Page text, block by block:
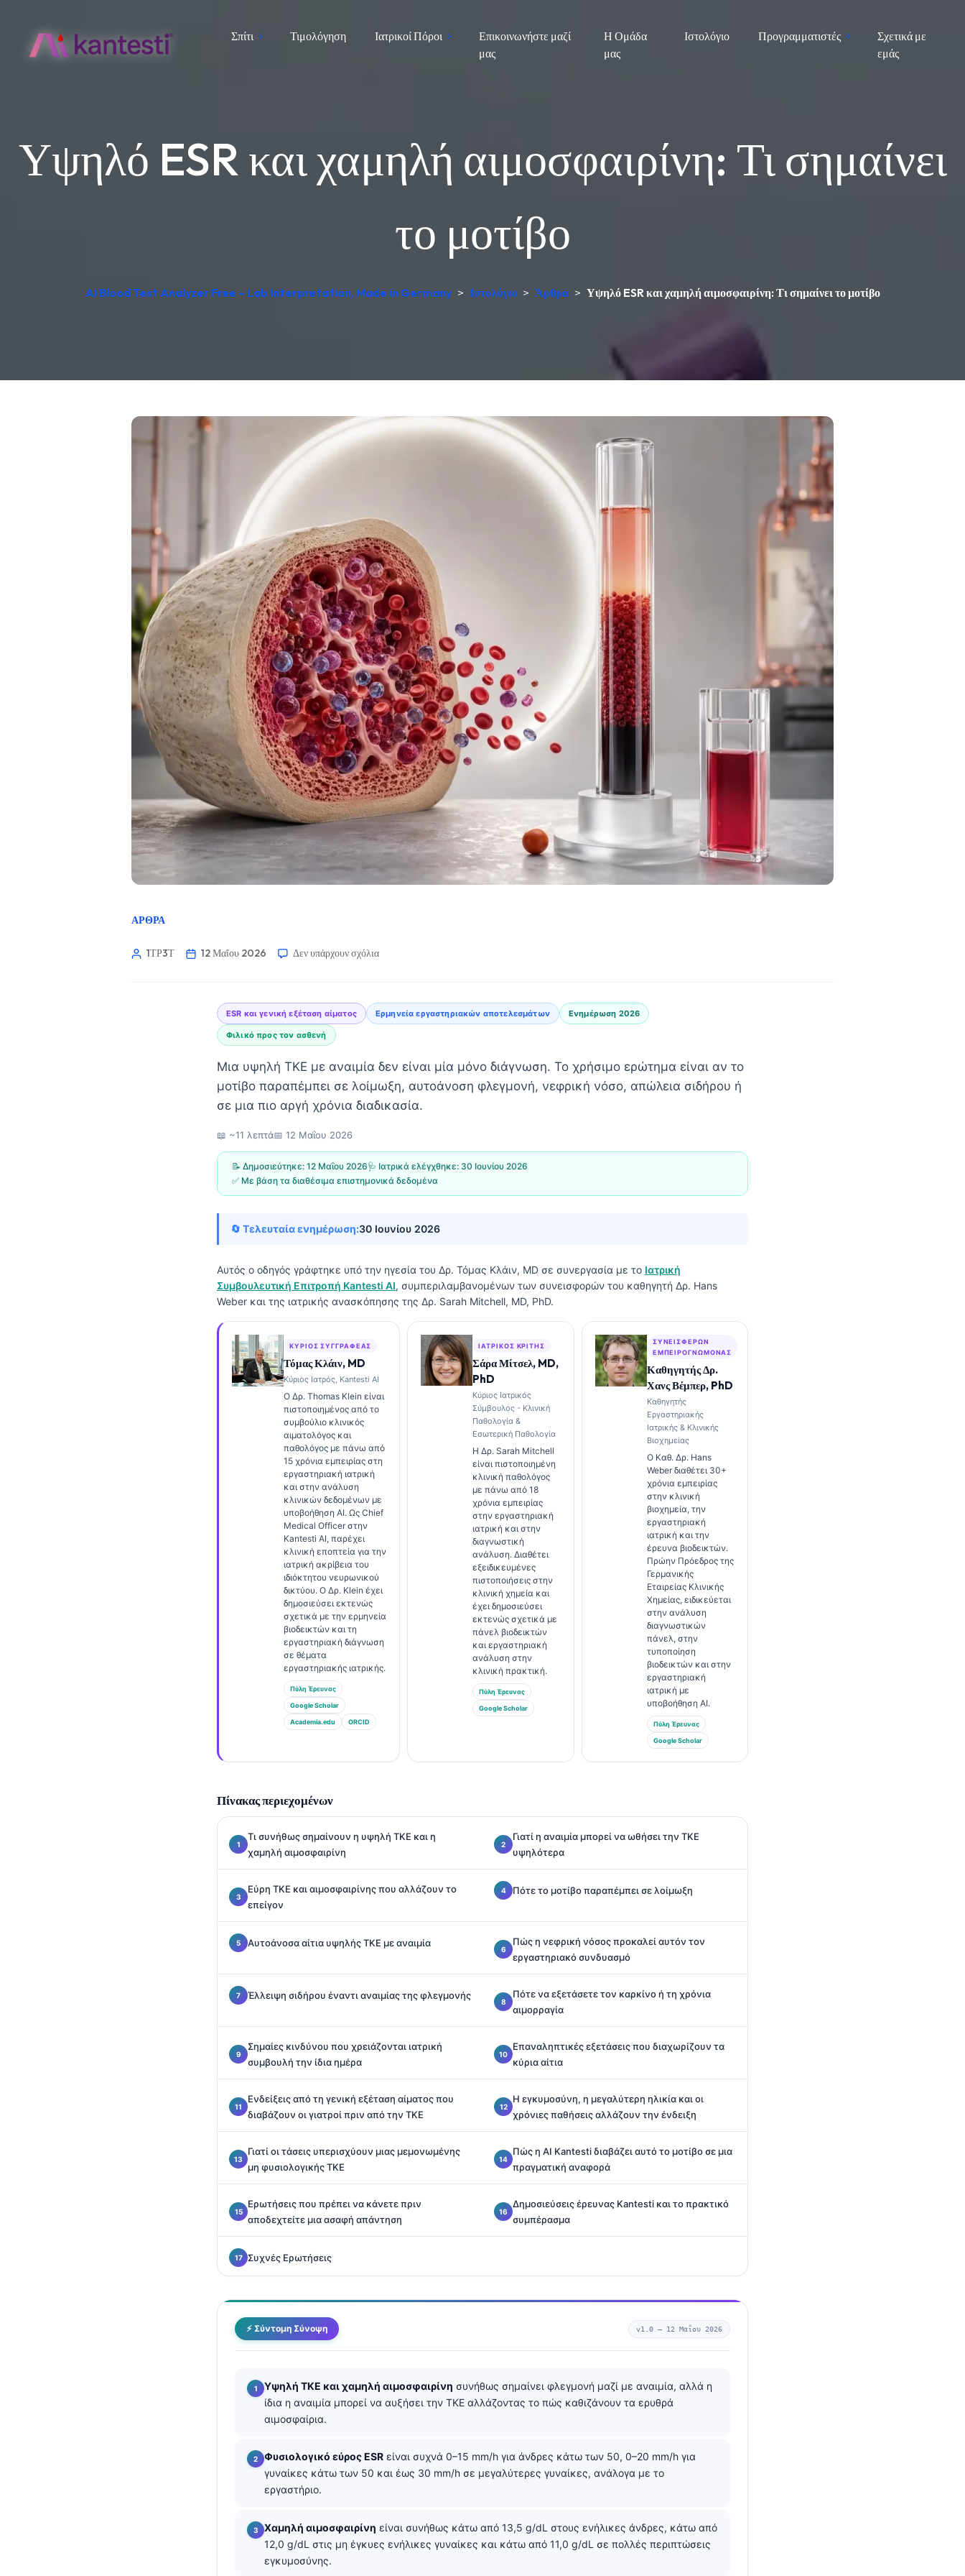
Σπίτι Τιμολόγηση Ιατρικοί Πόροι
Επικοινωνήστε μαζί
μας
Η Ομάδα
μας
Ιστολόγιο Προγραμματιστές
Σχετικά με
εμάς
Υψηλό ESR και χαμηλή αιμοσφαιρίνη: Τι σημαίνει
το μοτίβο
AI Blood Test Analyzer Free – Lab Interpretation, Made in Germany > Ιστολόγιο > Άρθρα > Υψηλό ESR και χαμηλή αιμοσφαιρίνη: Τι σημαίνει το μοτίβο
ΆΡΘΡΑ
1ΤΡ3Τ 12 Μαΐου 2026 Δεν υπάρχουν σχόλια
ESR και γενική εξέταση αίματος Ερμηνεία εργαστηριακών αποτελεσμάτων Ενημέρωση 2026
Φιλικό προς τον ασθενή
Μια υψηλή ΤΚΕ με αναιμία δεν είναι μία μόνο διάγνωση. Το χρήσιμο ερώτημα είναι αν το
μοτίβο παραπέμπει σε λοίμωξη, αυτοάνοση φλεγμονή, νεφρική νόσο, απώλεια σιδήρου ή
σε μια πιο αργή χρόνια διαδικασία.
📖 ~11 λεπτά📅 12 Μαΐου 2026
📝 Δημοσιεύτηκε: 12 Μαΐου 2026🩺 Ιατρικά ελέγχθηκε: 30 Ιουνίου 2026
✅ Με βάση τα διαθέσιμα επιστημονικά δεδομένα
🔄 Τελευταία ενημέρωση:30 Ιουνίου 2026
Αυτός ο οδηγός γράφτηκε υπό την ηγεσία του Δρ. Τόμας Κλάιν, MD σε συνεργασία με το Ιατρική
Συμβουλευτική Επιτροπή Kantesti AI, συμπεριλαμβανομένων των συνεισφορών του καθηγητή Δρ. Hans
Weber και της ιατρικής ανασκόπησης της Δρ. Sarah Mitchell, MD, PhD.
ΚΎΡΙΟΣ ΣΥΓΓΡΑΦΈΑΣ
Τόμας Κλάιν, MD
Κύριος Ιατρός, Kantesti AI
Ο Δρ. Thomas Klein είναι
πιστοποιημένος από το
συμβούλιο κλινικός
αιματολόγος και
παθολόγος με πάνω από
15 χρόνια εμπειρίας στη
εργαστηριακή ιατρική
και στην ανάλυση
κλινικών δεδομένων με
υποβοήθηση AI. Ως Chief
Medical Officer στην
Kantesti AI, παρέχει
κλινική εποπτεία για την
ιατρική ακρίβεια του
ιδιόκτητου νευρωνικού
δικτύου. Ο Δρ. Klein έχει
δημοσιεύσει εκτενώς
σχετικά με την ερμηνεία
βιοδεικτών και τη
εργαστηριακή διάγνωση
σε θέματα
εργαστηριακής ιατρικής.
Πύλη Έρευνας
Google Scholar
Academia.edu ORCID
ΙΑΤΡΙΚΌΣ ΚΡΙΤΉΣ
Σάρα Μίτσελ, MD,
PhD
Κύριος Ιατρικός
Σύμβουλος - Κλινική
Παθολογία &
Εσωτερική Παθολογία
Η Δρ. Sarah Mitchell
είναι πιστοποιημένη
κλινική παθολόγος
με πάνω από 18
χρόνια εμπειρίας
στην εργαστηριακή
ιατρική και στην
διαγνωστική
ανάλυση. Διαθέτει
εξειδικευμένες
πιστοποιήσεις στην
κλινική χημεία και
έχει δημοσιεύσει
εκτενώς σχετικά με
πάνελ βιοδεικτών
και εργαστηριακή
ανάλυση στην
κλινική πρακτική.
Πύλη Έρευνας
Google Scholar
ΣΥΝΕΙΣΦΈΡΩΝ
ΕΜΠΕΙΡΟΓΝΏΜΟΝΑΣ
Καθηγητής Δρ.
Χανς Βέμπερ, PhD
Καθηγητής
Εργαστηριακής
Ιατρικής & Κλινικής
Βιοχημείας
Ο Καθ. Δρ. Hans
Weber διαθέτει 30+
χρόνια εμπειρίας
στην κλινική
βιοχημεία, την
εργαστηριακή
ιατρική και την
έρευνα βιοδεικτών.
Πρώην Πρόεδρος της
Γερμανικής
Εταιρείας Κλινικής
Χημείας, ειδικεύεται
στην ανάλυση
διαγνωστικών
πάνελ, στην
τυποποίηση
βιοδεικτών και στην
εργαστηριακή
ιατρική με
υποβοήθηση AI.
Πύλη Έρευνας
Google Scholar
Πίνακας περιεχομένων
Τι συνήθως σημαίνουν η υψηλή ΤΚΕ και η
χαμηλή αιμοσφαιρίνη
Γιατί η αναιμία μπορεί να ωθήσει την ΤΚΕ
υψηλότερα
Εύρη ΤΚΕ και αιμοσφαιρίνης που αλλάζουν το
επείγον
Πότε το μοτίβο παραπέμπει σε λοίμωξη
Αυτοάνοσα αίτια υψηλής ΤΚΕ με αναιμία
Πώς η νεφρική νόσος προκαλεί αυτόν τον
εργαστηριακό συνδυασμό
Έλλειψη σιδήρου έναντι αναιμίας της φλεγμονής
Πότε να εξετάσετε τον καρκίνο ή τη χρόνια
αιμορραγία
Σημαίες κινδύνου που χρειάζονται ιατρική
συμβουλή την ίδια ημέρα
Επαναληπτικές εξετάσεις που διαχωρίζουν τα
κύρια αίτια
Ενδείξεις από τη γενική εξέταση αίματος που
διαβάζουν οι γιατροί πριν από την ΤΚΕ
Η εγκυμοσύνη, η μεγαλύτερη ηλικία και οι
χρόνιες παθήσεις αλλάζουν την ένδειξη
Γιατί οι τάσεις υπερισχύουν μιας μεμονωμένης
μη φυσιολογικής ΤΚΕ
Πώς η AI Kantesti διαβάζει αυτό το μοτίβο σε μια
πραγματική αναφορά
Ερωτήσεις που πρέπει να κάνετε πριν
αποδεχτείτε μια ασαφή απάντηση
Δημοσιεύσεις έρευνας Kantesti και το πρακτικό
συμπέρασμα
Συχνές Ερωτήσεις
⚡ Σύντομη Σύνοψη v1.0 — 12 Μαΐου 2026
Υψηλή ΤΚΕ και χαμηλή αιμοσφαιρίνη συνήθως σημαίνει φλεγμονή μαζί με αναιμία, αλλά η
ίδια η αναιμία μπορεί να αυξήσει την ΤΚΕ αλλάζοντας το πώς καθιζάνουν τα ερυθρά
αιμοσφαίρια.
Φυσιολογικό εύρος ESR είναι συχνά 0–15 mm/h για άνδρες κάτω των 50, 0–20 mm/h για
γυναίκες κάτω των 50 και έως 30 mm/h σε μεγαλύτερες γυναίκες, ανάλογα με το
εργαστήριο.
Χαμηλή αιμοσφαιρίνη είναι συνήθως κάτω από 13,5 g/dL στους ενήλικες άνδρες, κάτω από
12,0 g/dL στις μη έγκυες ενήλικες γυναίκες και κάτω από 11,0 g/dL σε πολλές περιπτώσεις
εγκυμοσύνης.